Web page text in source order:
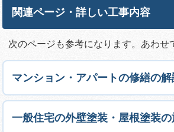
関連ページ・詳しい工事内容
次のページも参考になります。あわせ
マンション・アパートの修繕の
一般住宅の外壁塗装・屋根塗装の